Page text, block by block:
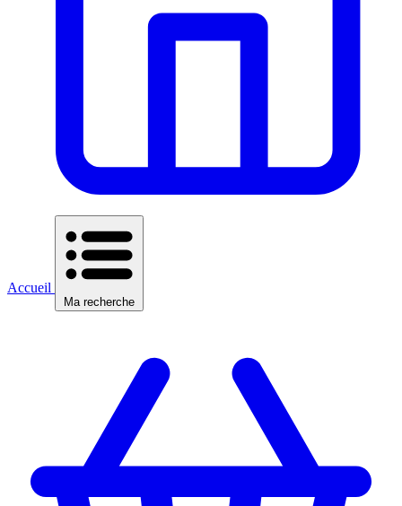
Accueil
Ma recherche